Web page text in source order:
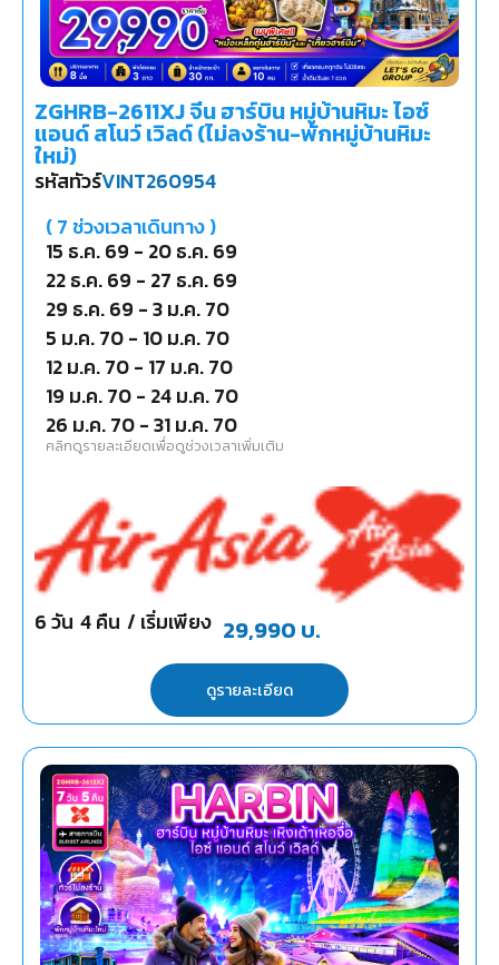
ZGHRB-2611XJ จีน ฮาร์บิน หมู่บ้านหิมะ ไอซ์
แอนด์ สโนว์ เวิลด์ (ไม่ลงร้าน-พักหมู่บ้านหิมะ
ใหม่)
รหัสทัวร์VINT260954
(7ช่วงเวลาเดินทาง )
15 ธ.ค. 69 - 20 ธ.ค. 69
22 ธ.ค. 69 - 27 ธ.ค. 69
29 ธ.ค. 69 -3 ม.ค. 70
5 ม.ค. 70- 10 ม.ค. 70
12 ม.ค. 70- 17 ม.ค. 70
19 ม.ค. 70- 24 ม.ค. 70
26 ม.ค. 70-31 ม.ค. 70
คลิกดูรายละเอียดเพื่อดูช่วงเวลาเพิ่มเติม
6วัน 4คืน / เริ่มเพียง 29,990 บ.
ดูรายละเอียด